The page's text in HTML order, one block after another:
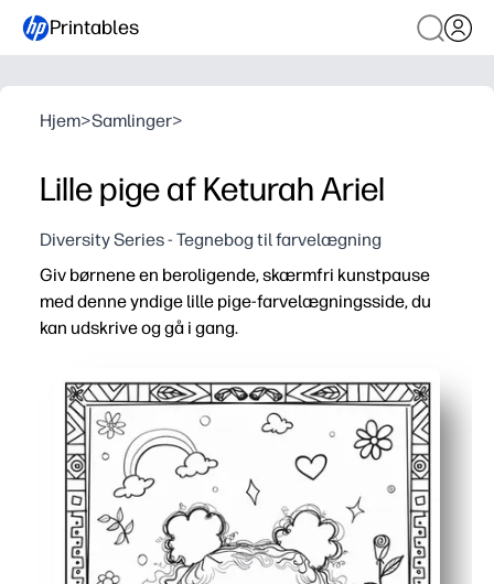
Printables
Hjem>Samlinger>
Lille pige af Keturah Ariel
Diversity Series - Tegnebog til farvelægning
Giv børnene en beroligende, skærmfri kunstpause
med denne yndige lille pige-farvelægningsside, du
kan udskrive og gå i gang.
Ingen forberedelser - tryk på print, og du er klar til sjov
Fede konturer og enkle former hjælper børn med at
Fremmer kreativitet - børn designer frisurer, tøj og
Perfekt til hurtigt afsluttende, rolige hjørner, regnfulde